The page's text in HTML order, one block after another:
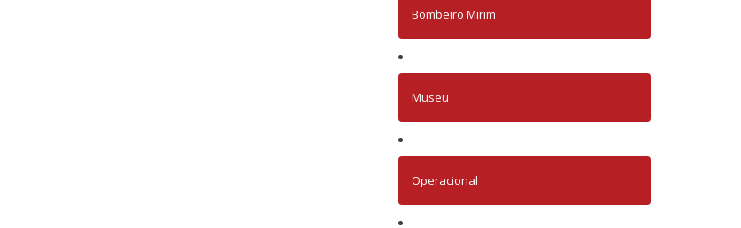
Bombeiro Mirim
Museu
Operacional